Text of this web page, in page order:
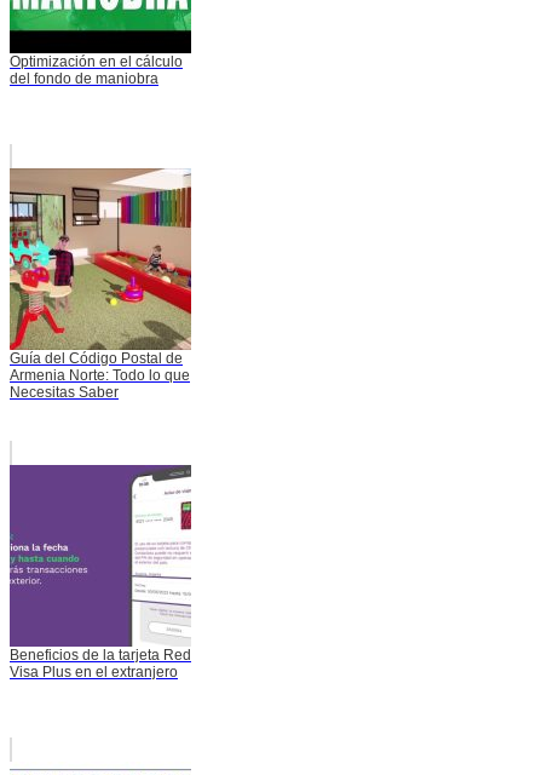
Optimización en el cálculo
del fondo de maniobra
Guía del Código Postal de
Armenia Norte: Todo lo que
Necesitas Saber
Beneficios de la tarjeta Red
Visa Plus en el extranjero